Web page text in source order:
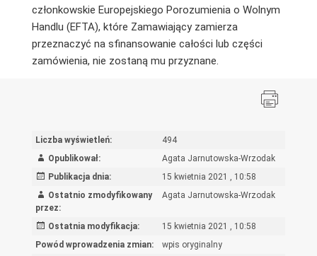
członkowskie Europejskiego Porozumienia o Wolnym
Handlu (EFTA), które Zamawiający zamierza
przeznaczyć na sfinansowanie całości lub części
zamówienia, nie zostaną mu przyznane.
Liczba wyświetleń:
494
Opublikował:
Agata Jarnutowska-Wrzodak
Publikacja dnia:
15 kwietnia 2021 , 10:58
Ostatnio zmodyfikowany
przez:
Agata Jarnutowska-Wrzodak
Ostatnia modyfikacja:
15 kwietnia 2021 , 10:58
Powód wprowadzenia zmian:
wpis oryginalny